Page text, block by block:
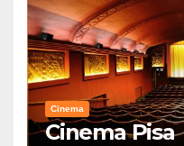
Cinema
Cinema Pisa